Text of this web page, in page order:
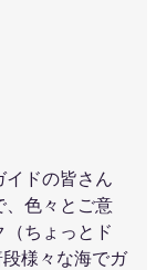
イドの皆さん
、色々とご意
（ちょっとド
様々な海でガ